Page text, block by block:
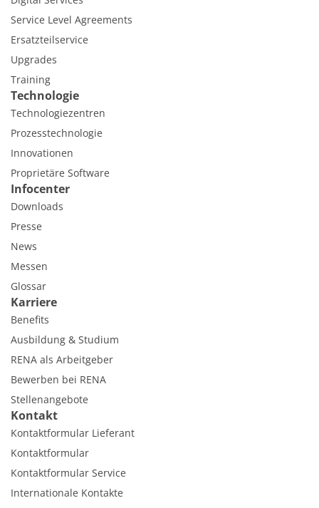
Service Level Agreements
Ersatzteilservice
Upgrades
Training
Technologie
Technologiezentren
Prozesstechnologie
Innovationen
Proprietäre Software
Infocenter
Downloads
Presse
News
Messen
Glossar
Karriere
Benefits
Ausbildung & Studium
RENA als Arbeitgeber
Bewerben bei RENA
Stellenangebote
Kontakt
Kontaktformular Lieferant
Kontaktformular
Kontaktformular Service
Internationale Kontakte